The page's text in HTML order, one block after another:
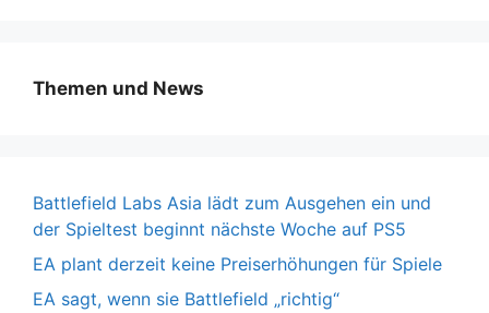
Themen und News
Battlefield Labs Asia lädt zum Ausgehen ein und
der Spieltest beginnt nächste Woche auf PS5
EA plant derzeit keine Preiserhöhungen für Spiele
EA sagt, wenn sie Battlefield „richtig“